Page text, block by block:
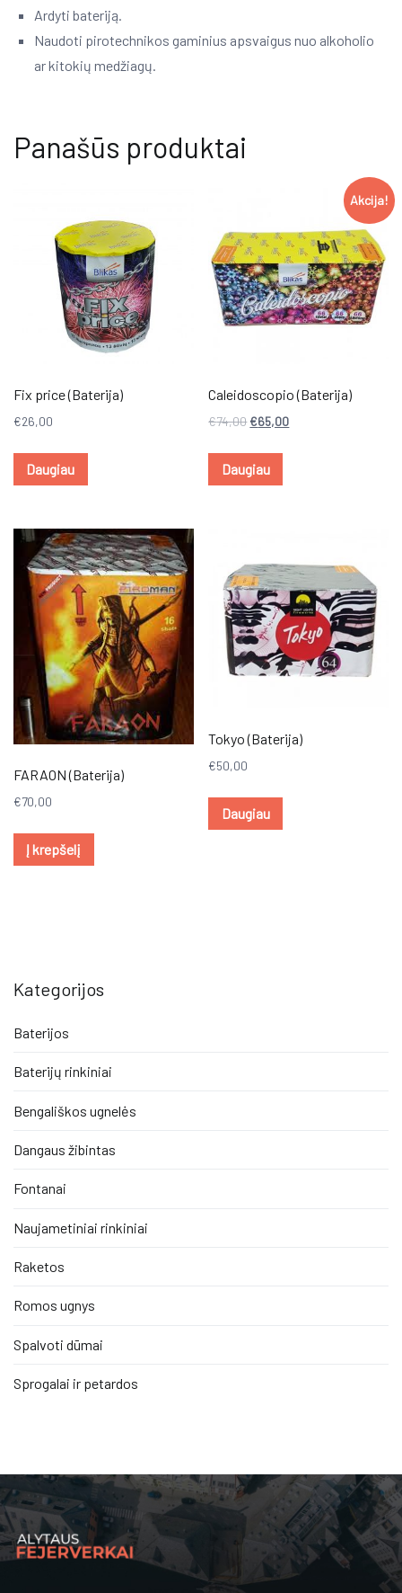
Ardyti bateriją.
Naudoti pirotechnikos gaminius apsvaigus nuo alkoholio
ar kitokių medžiagų.
Panašūs produktai
Fix price (Baterija)
€26,00
Daugiau
Akcija!
Caleidoscopio (Baterija)
€74,00 €65,00
Daugiau
FARAON (Baterija)
€70,00
Į krepšelį
Tokyo (Baterija)
€50,00
Daugiau
Kategorijos
Baterijos
Baterijų rinkiniai
Bengališkos ugnelės
Dangaus žibintas
Fontanai
Naujametiniai rinkiniai
Raketos
Romos ugnys
Spalvoti dūmai
Sprogalai ir petardos